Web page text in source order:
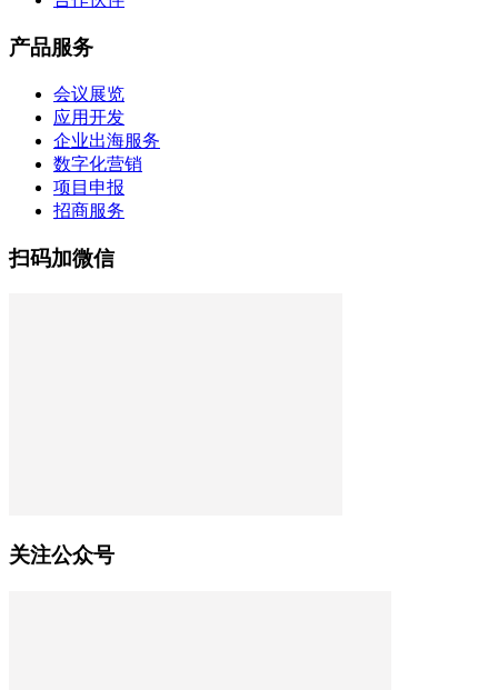
产品服务
会议展览
应用开发
企业出海服务
数字化营销
项目申报
招商服务
扫码加微信
关注公众号